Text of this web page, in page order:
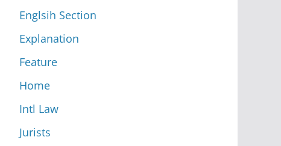
Englsih Section
Explanation
Feature
Home
Intl Law
Jurists